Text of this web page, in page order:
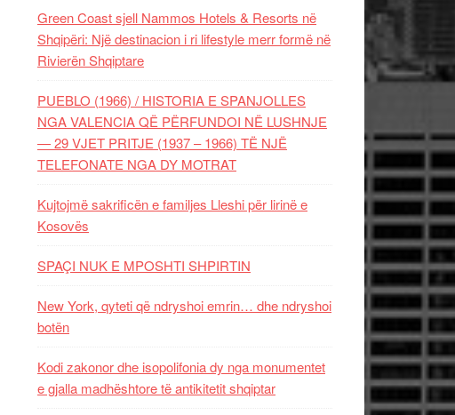
Green Coast sjell Nammos Hotels & Resorts në
Shqipëri: Një destinacion i ri lifestyle merr formë në
Rivierën Shqiptare
PUEBLO (1966) / HISTORIA E SPANJOLLES
NGA VALENCIA QË PËRFUNDOI NË LUSHNJE
— 29 VJET PRITJE (1937 – 1966) TË NJË
TELEFONATE NGA DY MOTRAT
Kujtojmë sakrificën e familjes Lleshi për lirinë e
Kosovës
SPAÇI NUK E MPOSHTI SHPIRTIN
New York, qyteti që ndryshoi emrin… dhe ndryshoi
botën
Kodi zakonor dhe isopolifonia dy nga monumentet
e gjalla madhështore të antikitetit shqiptar